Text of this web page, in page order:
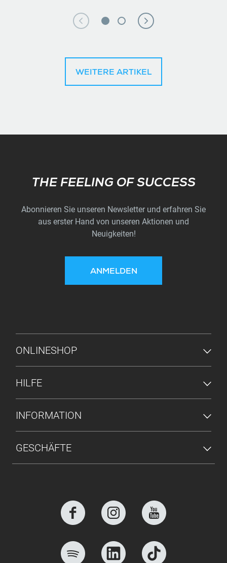
WEITERE ARTIKEL
Subscribe
THE FEELING OF SUCCESS
Abonnieren Sie unseren Newsletter und erfahren Sie
aus erster Hand von unseren Aktionen und
Neuigkeiten!
ANMELDEN
FUSSZEILENMENÜ
ONLINESHOP
HILFE
INFORMATION
GESCHÄFTE